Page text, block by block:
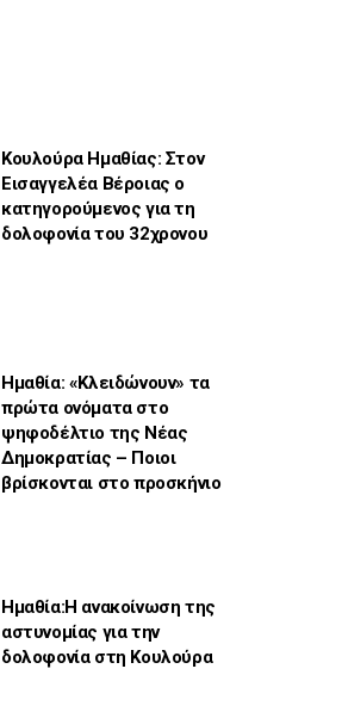
Κουλούρα Ημαθίας: Στον
Εισαγγελέα Βέροιας ο
κατηγορούμενος για τη
δολοφονία του 32χρονου
Ημαθία: «Κλειδώνουν» τα
πρώτα ονόματα στο
ψηφοδέλτιο της Νέας
Δημοκρατίας – Ποιοι
βρίσκονται στο προσκήνιο
Ημαθία:Η ανακοίνωση της
αστυνομίας για την
δολοφονία στη Κουλούρα